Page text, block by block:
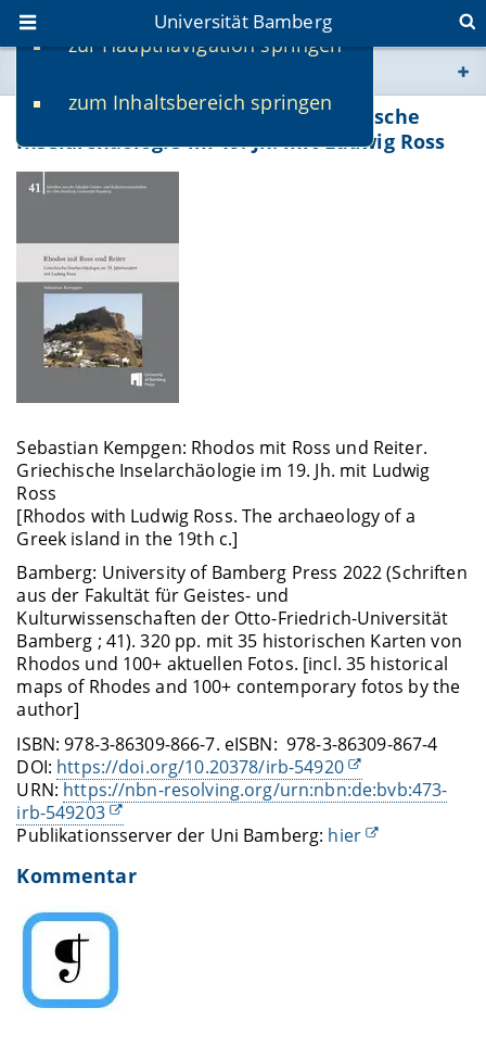
zur Hauptnavigation springen
zum Inhaltsbereich springen
Universität Bamberg
www.uni-bamberg.de
univis.uni-bamberg.de
Rhodos mit Ross und Reiter. Griechische
Inselarchäologie im 19. Jh. mit Ludwig Ross
Sebastian Kempgen: Rhodos mit Ross und Reiter.
Griechische Inselarchäologie im 19. Jh. mit Ludwig
Ross
[Rhodos with Ludwig Ross. The archaeology of a
Greek island in the 19th c.]
Bamberg: University of Bamberg Press 2022 (Schriften
aus der Fakultät für Geistes- und
Kulturwissenschaften der Otto-Friedrich-Universität
Bamberg ; 41). 320 pp. mit 35 historischen Karten von
Rhodos und 100+ aktuellen Fotos. [incl. 35 historical
maps of Rhodes and 100+ contemporary fotos by the
author]
ISBN: 978-3-86309-866-7. eISBN: 978-3-86309-867-4
DOI: https://doi.org/10.20378/irb-54920
URN: https://nbn-resolving.org/urn:nbn:de:bvb:473-
irb-549203
Publikationsserver der Uni Bamberg: hier
Kommentar